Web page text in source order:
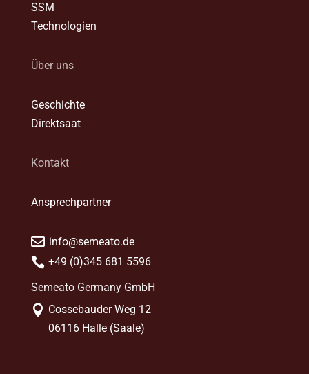
SSM
Technologien
Über uns
Geschichte
Direktsaat
Kontakt
Ansprechpartner
 info@semeato.de
 +49 (0)345 681 5596
Semeato Germany GmbH
 Cossebauder Weg 12
06116 Halle (Saale)